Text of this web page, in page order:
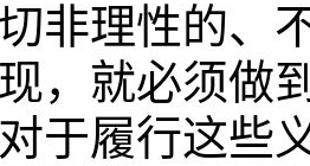
非理性的、
，就必须做
于履行这些